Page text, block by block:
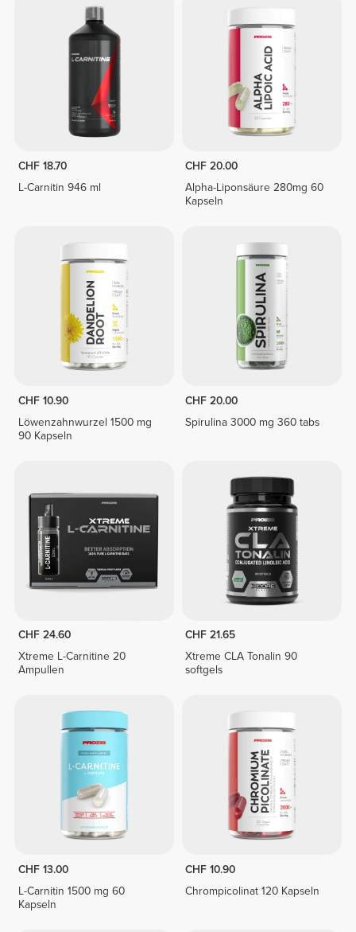
CHF 18.70
L-Carnitin 946 ml
CHF 20.00
Alpha-Liponsäure 280mg 60
Kapseln
CHF 10.90
Löwenzahnwurzel 1500 mg
90 Kapseln
CHF 20.00
Spirulina 3000 mg 360 tabs
CHF 24.60
Xtreme L-Carnitine 20
Ampullen
CHF 21.65
Xtreme CLA Tonalin 90
softgels
CHF 13.00
L-Carnitin 1500 mg 60
Kapseln
CHF 10.90
Chrompicolinat 120 Kapseln